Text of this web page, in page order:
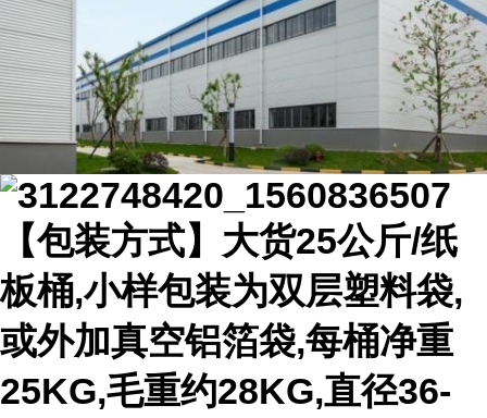
【包装方式】大货25公斤/纸
板桶,小样包装为双层塑料袋,
或外加真空铝箔袋,每桶净重
25KG,毛重约28KG,直径36-